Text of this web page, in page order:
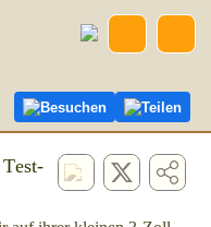
Besuchen Teilen